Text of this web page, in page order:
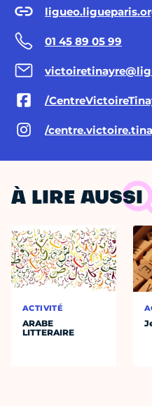
01 45 89 05 99
/
/
À LIRE AUSSI
ACTIVITÉ
ARABE
LITTERAIRE